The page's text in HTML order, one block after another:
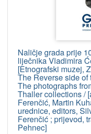
Naličje grada prije
liječnika Vladimira
[Etnografski muzej,
The Reverse side of
The photographs
Thaller collections /
Ferenčić, Martin
urednice, editors,
Ferenčić ; prijevod,
Pehnec]